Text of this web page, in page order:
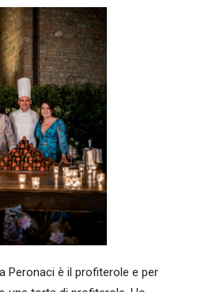
Peronaci è il profiterole e per